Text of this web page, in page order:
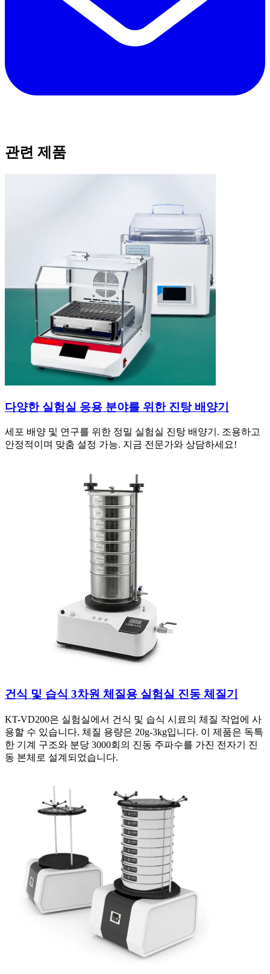
관련 제품
다양한 실험실 응용 분야를 위한 진탕 배양기
세포 배양 및 연구를 위한 정밀 실험실 진탕 배양기. 조용하고
안정적이며 맞춤 설정 가능. 지금 전문가와 상담하세요!
건식 및 습식 3차원 체질용 실험실 진동 체질기
KT-VD200은 실험실에서 건식 및 습식 시료의 체질 작업에 사
용할 수 있습니다. 체질 용량은 20g-3kg입니다. 이 제품은 독특
한 기계 구조와 분당 3000회의 진동 주파수를 가진 전자기 진
동 본체로 설계되었습니다.